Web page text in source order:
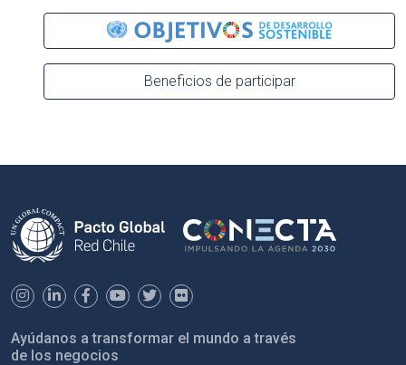
Beneficios de participar
Ayúdanos a transformar el mundo a través
de los negocios